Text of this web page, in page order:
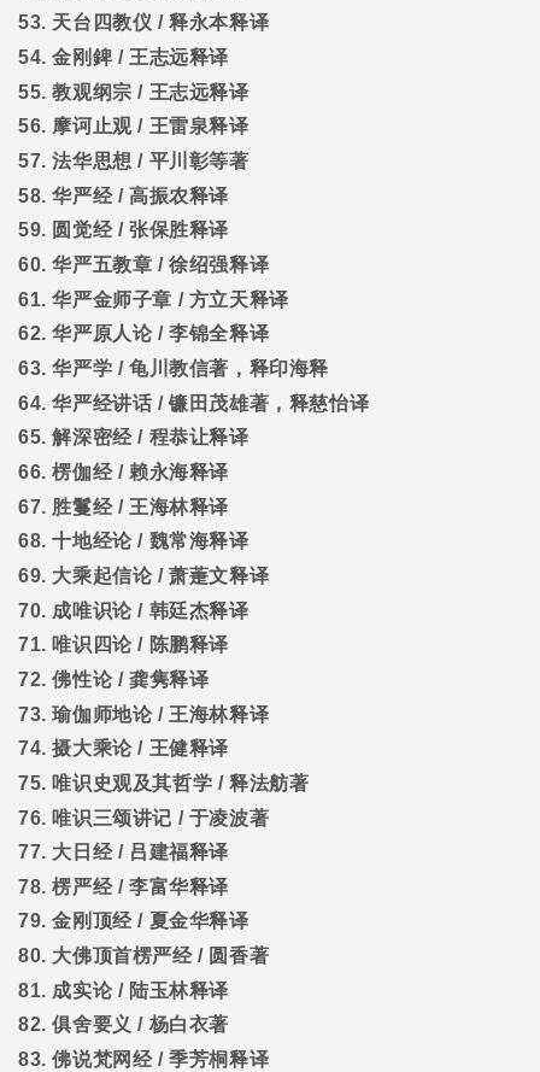
53. 天台四教仪 /释永本释译
54.金刚錍 / 王志远释译
55.教观纲宗 / 王志远释译
56. 摩诃止观/ 王雷泉释译
57.法华思想 / 平川彰等著
58.华严经/高振农释译
59. 圆觉经/张保胜释译
60.华严五教章 /徐绍强释译
61.华严金师子章 / 方立天释译
62.华严原人论/李锦全释译
63.华严学 /龟川教信著，释印海释
64.华严经讲话 /镰田茂雄著，释慈怡译
65.解深密经/ 程恭让释译
66.楞伽经/ 赖永海释译
67. 胜鬘经/ 王海林释译
68.十地经论/ 魏常海释译
69. 大乘起信论/萧萐文释译
70. 成唯识论/ 韩廷杰释译
71. 唯识四论/ 陈鹏释译
72.佛性论/龚隽释译
73.瑜伽师地论/ 王海林释译
74.摄大乘论/ 王健释译
75. 唯识史观及其哲学 /释法舫著
76. 唯识三颂讲记 / 于凌波著
77. 大日经/ 吕建福释译
78.楞严经/李富华释译
79.金刚顶经/ 夏金华释译
80. 大佛顶首楞严经/ 圆香著
81. 成实论/ 陆玉林释译
82.俱舍要义 / 杨白衣著
83.佛说梵网经/季芳桐释译